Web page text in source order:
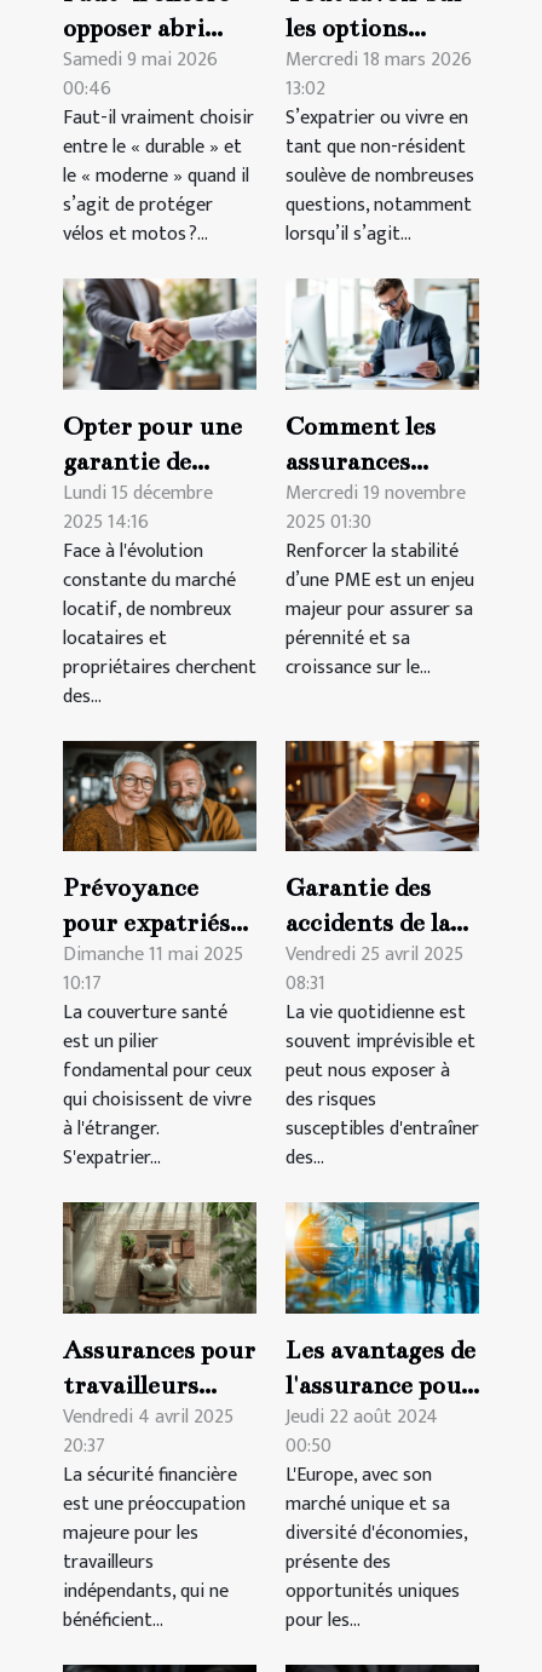
opposer abri
traditionnel et
structure
innovante ?
Samedi 9 mai 2026
00:46
Faut-il vraiment choisir
entre le « durable » et
le « moderne » quand il
s’agit de protéger
vélos et motos ?...
les options
d'assurance pour
les expatriés et
non-résidents
Mercredi 18 mars 2026
13:02
S’expatrier ou vivre en
tant que non-résident
soulève de nombreuses
questions, notamment
lorsqu’il s’agit...
Opter pour une
garantie de
loyer
alternative : est-
ce bénéfique ?
Lundi 15 décembre
2025 14:16
Face à l'évolution
constante du marché
locatif, de nombreux
locataires et
propriétaires cherchent
des...
Comment les
assurances
peuvent
renforcer la
stabilité d'une
PME ?
Mercredi 19 novembre
2025 01:30
Renforcer la stabilité
d’une PME est un enjeu
majeur pour assurer sa
pérennité et sa
croissance sur le...
Prévoyance
pour expatriés
sélectionner
l'assurance
santé
internationale
qui vous
convient
Dimanche 11 mai 2025
10:17
La couverture santé
est un pilier
fondamental pour ceux
qui choisissent de vivre
à l'étranger.
S'expatrier...
Garantie des
accidents de la
vie personnelle
quelle assurance
pour quels
risques
Vendredi 25 avril 2025
08:31
La vie quotidienne est
souvent imprévisible et
peut nous exposer à
des risques
susceptibles d'entraîner
des...
Assurances pour
travailleurs
indépendants:
sécuriser ses
revenus
Vendredi 4 avril 2025
20:37
La sécurité financière
est une préoccupation
majeure pour les
travailleurs
indépendants, qui ne
bénéficient...
Les avantages de
l'assurance pour
sociétés
étrangères en
Europe
Jeudi 22 août 2024
00:50
L'Europe, avec son
marché unique et sa
diversité d'économies,
présente des
opportunités uniques
pour les...